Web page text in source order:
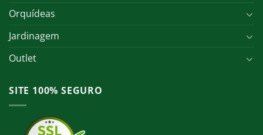
Orquídeas
Jardinagem
Outlet
SITE 100% SEGURO